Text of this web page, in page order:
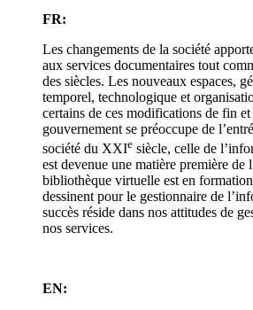
FR:
Les changements de la société
aux services documentaires tout
des siècles. Les nouveaux espaces,
temporel, technologique et
certains de ces modifications de fin
gouvernement se préoccupe de
société du XXIe siècle, celle de
est devenue une matière première de
bibliothèque virtuelle est en
dessinent pour le gestionnaire de
succès réside dans nos attitudes de
nos services.
EN: